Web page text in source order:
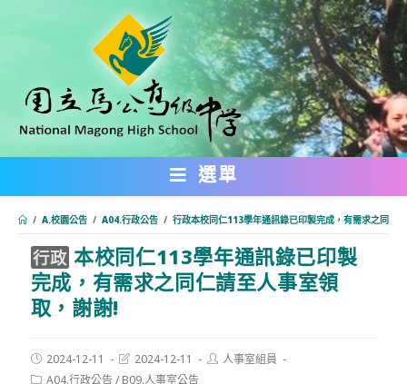
內
選單
/ A.校園公告 / A04.行政公告 / 行政本校同仁113學年通訊錄已印製完成，有需求之同仁
行政 本校同仁113學年通訊錄已印製
完成，有需求之同仁請至人事室領
取，謝謝!
Post
published:
2024-12-11
Post2024-12-11
Post人事室組員
PostA04.行政公告/ B09.人事室公告